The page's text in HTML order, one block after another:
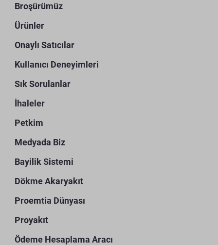
Broşürümüz
Ürünler
Onaylı Satıcılar
Kullanıcı Deneyimleri
Sık Sorulanlar
İhaleler
Petkim
Medyada Biz
Bayilik Sistemi
Dökme Akaryakıt
Proemtia Dünyası
Proyakıt
Ödeme Hesaplama Aracı